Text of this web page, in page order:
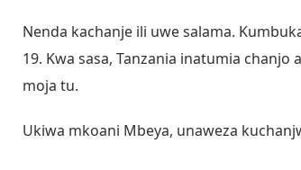
Nenda kachanje ili uwe salama.
19. Kwa sasa, Tanzania inatumia
moja tu.
Ukiwa mkoani Mbeya, unaweza